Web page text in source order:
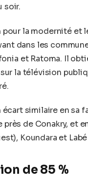
soir.
pour la modernité et
dans les
et Ratoma. Il
la télévision
similaire en sa
près de Conakry, et
Koundara et
de 85 %